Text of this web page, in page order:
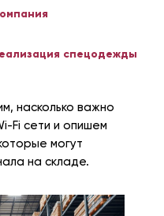
спецодежды
насколько важно
Fi сети и опишем
могут
на складе.